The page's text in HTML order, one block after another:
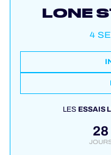
LONE
4
LESESSAIS
28